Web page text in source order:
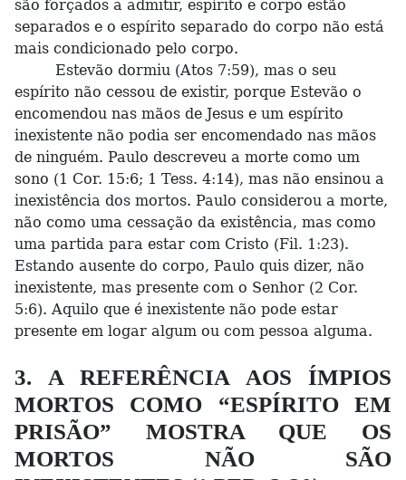
são forçados a admitir, espírito e corpo estão
separados e o espírito separado do corpo não está
mais condicionado pelo corpo.
Estevão dormiu (Atos 7:59), mas o seu
espírito não cessou de existir, porque Estevão o
encomendou nas mãos de Jesus e um espírito
inexistente não podia ser encomendado nas mãos
de ninguém. Paulo descreveu a morte como um
sono (1 Cor. 15:6; 1 Tess. 4:14), mas não ensinou a
inexistência dos mortos. Paulo considerou a morte,
não como uma cessação da existência, mas como
uma partida para estar com Cristo (Fil. 1:23).
Estando ausente do corpo, Paulo quis dizer, não
inexistente, mas presente com o Senhor (2 Cor.
5:6). Aquilo que é inexistente não pode estar
presente em logar algum ou com pessoa alguma.
3. A REFERÊNCIA AOS ÍMPIOS
MORTOS COMO “ESPÍRITO EM
PRISÃO” MOSTRA QUE OS
MORTOS NÃO SÃO